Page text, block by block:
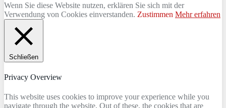
Wenn Sie diese Website nutzen, erklären Sie sich mit der
Verwendung von Cookies einverstanden. Zustimmen Mehr erfahren
Schließen
Privacy Overview
This website uses cookies to improve your experience while you
navigate through the website. Out of these, the cookies that are